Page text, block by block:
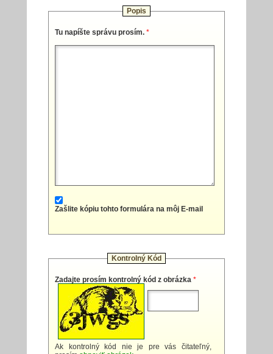
Popis
Tu napíšte správu prosím. *
Zašlite kópiu tohto formulára na môj E-mail
Kontrolný Kód
Zadajte prosím kontrolný kód z obrázka *
Ak kontrolný kód nie je pre vás čitateľný,